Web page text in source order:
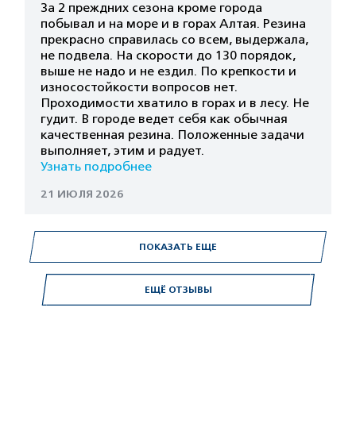
ЕЩЁ ОТЗЫВЫ
За 2 преждних сезона кроме города
побывал и на море и в горах Алтая. Резина
прекрасно справилась со всем, выдержала,
не подвела. На скорости до 130 порядок,
выше не надо и не ездил. По крепкости и
износостойкости вопросов нет.
Проходимости хватило в горах и в лесу. Не
гудит. В городе ведет себя как обычная
качественная резина. Положенные задачи
выполняет, этим и радует.
Узнать подробнее
21 ИЮЛЯ 2026
ПОКАЗАТЬ ЕЩЕ